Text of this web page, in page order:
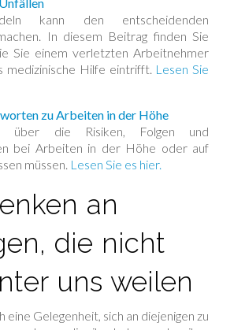
kann den entscheidenden
In diesem Beitrag finden Sie
Sie einem verletzten Arbeitnehmer
medizinische Hilfe eintrifft. Lesen Sie
zu Arbeiten in der Höhe
über die Risiken, Folgen und
bei Arbeiten in der Höhe oder auf
müssen. Lesen Sie es hier.
an
die nicht
uns weilen
eine Gelegenheit, sich an diejenigen zu